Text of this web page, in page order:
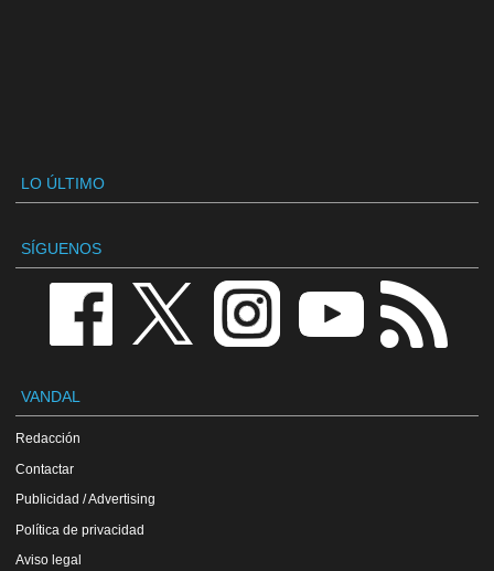
LO ÚLTIMO
SÍGUENOS
VANDAL
Redacción
Contactar
Publicidad / Advertising
Política de privacidad
Aviso legal